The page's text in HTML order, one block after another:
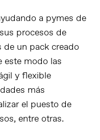
a pymes de
procesos de
un pack creado
este modo las
y flexible
más
el puesto de
entre otras.